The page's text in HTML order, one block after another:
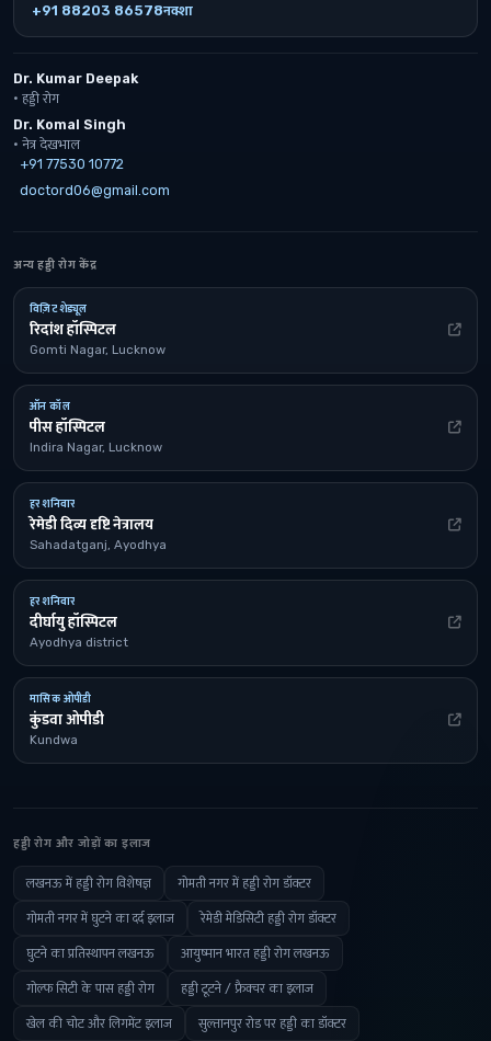
+91 88203 86578नक्शा
Dr. Kumar Deepak
· हड्डी रोग
Dr. Komal Singh
· नेत्र देखभाल
+91 77530 10772
doctord06@gmail.com
अन्य हड्डी रोग केंद्र
विज़िट शेड्यूल
रिदांश हॉस्पिटल
Gomti Nagar, Lucknow
ऑन कॉल
पीस हॉस्पिटल
Indira Nagar, Lucknow
हर शनिवार
रेमेडी दिव्य दृष्टि नेत्रालय
Sahadatganj, Ayodhya
हर शनिवार
दीर्घायु हॉस्पिटल
Ayodhya district
मासिक ओपीडी
कुंडवा ओपीडी
Kundwa
हड्डी रोग और जोड़ों का इलाज
लखनऊ में हड्डी रोग विशेषज्ञ गोमती नगर में हड्डी रोग डॉक्टर
गोमती नगर में घुटने का दर्द इलाज रेमेडी मेडिसिटी हड्डी रोग डॉक्टर
घुटने का प्रतिस्थापन लखनऊ आयुष्मान भारत हड्डी रोग लखनऊ
गोल्फ सिटी के पास हड्डी रोग हड्डी टूटने / फ्रैक्चर का इलाज
खेल की चोट और लिगमेंट इलाज सुल्तानपुर रोड पर हड्डी का डॉक्टर